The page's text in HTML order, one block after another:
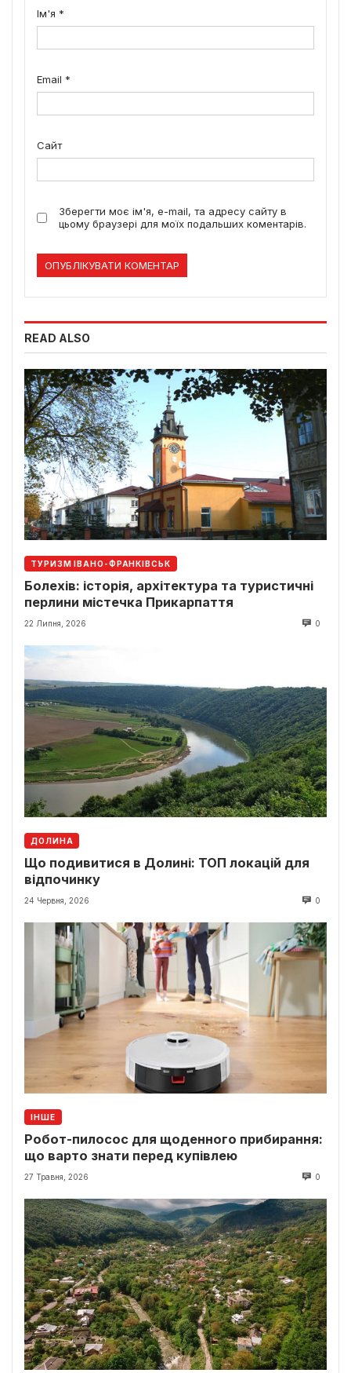
Ім'я *
Email *
Сайт
Зберегти моє ім'я, e-mail, та адресу сайту в
цьому браузері для моїх подальших коментарів.
READ ALSO
ТУРИЗМ ІВАНО-ФРАНКІВСЬК
Болехів: історія, архітектура та туристичні
перлини містечка Прикарпаття
22 Липня, 2026 0
ДОЛИНА
Що подивитися в Долині: ТОП локацій для
відпочинку
24 Червня, 2026 0
ІНШЕ
Робот-пилосос для щоденного прибирання:
що варто знати перед купівлею
27 Травня, 2026 0